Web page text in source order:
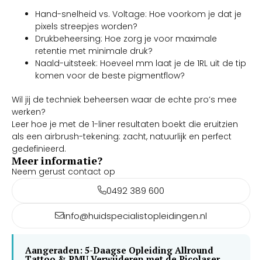
Hand-snelheid vs. Voltage: Hoe voorkom je dat je
pixels streepjes worden?
Drukbeheersing: Hoe zorg je voor maximale
retentie met minimale druk?
Naald-uitsteek: Hoeveel mm laat je de 1RL uit de tip
komen voor de beste pigmentflow?
Wil jij de techniek beheersen waar de echte pro’s mee
werken?
Leer hoe je met de 1-liner resultaten boekt die eruitzien
als een airbrush-tekening: zacht, natuurlijk en perfect
gedefinieerd.
Meer informatie?
Neem gerust contact op
0492 389 600
info@huidspecialistopleidingen.nl
Aangeraden: 5-Daagse Opleiding Allround